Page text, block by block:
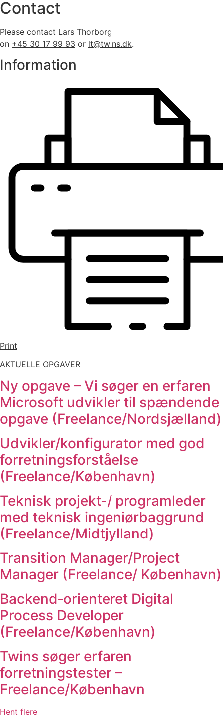
Contact
Please contact Lars Thorborg
on +45 30 17 99 93 or lt@twins.dk.
Information
Print
AKTUELLE OPGAVER
Ny opgave – Vi søger en erfaren
Microsoft udvikler til spændende
opgave (Freelance/Nordsjælland)
Udvikler/konfigurator med god
forretningsforståelse
(Freelance/København)
Teknisk projekt-/ programleder
med teknisk ingeniørbaggrund
(Freelance/Midtjylland)
Transition Manager/Project
Manager (Freelance/ København)
Backend‑orienteret Digital
Process Developer
(Freelance/København)
Twins søger erfaren
forretningstester –
Freelance/København
Hent flere